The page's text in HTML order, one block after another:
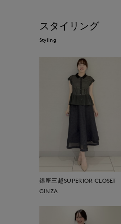
スタイリング
Styling
銀座三越SUPERIOR CLOSET
GINZA